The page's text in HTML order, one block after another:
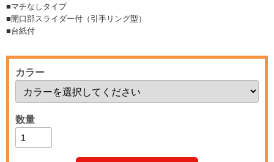
■マチなしタイプ
■開口部スライダー付（引手リング型）
■台紙付
カラー
数量